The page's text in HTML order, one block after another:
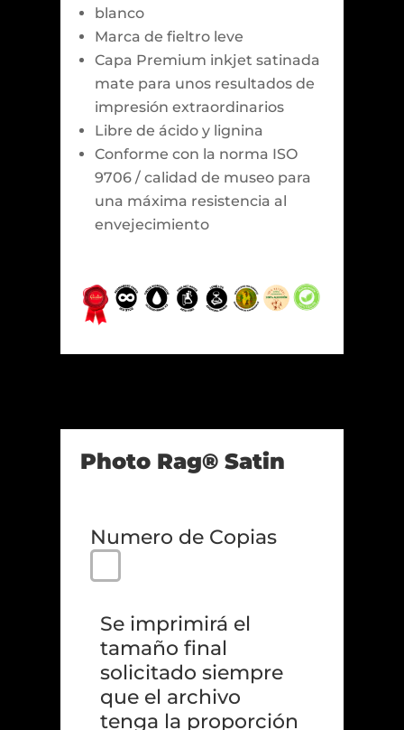
blanco
Marca de fieltro leve
Capa Premium inkjet satinada
mate para unos resultados de
impresión extraordinarios
Libre de ácido y lignina
Conforme con la norma ISO
9706 / calidad de museo para
una máxima resistencia al
envejecimiento
Photo Rag® Satin
Numero de Copias
Se imprimirá el
tamaño final
solicitado siempre
que el archivo
tenga la proporción